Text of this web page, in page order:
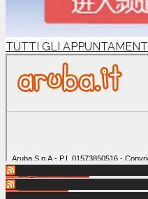
TUTTI GLI APPUNTAMENTI